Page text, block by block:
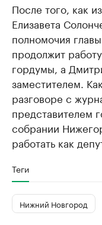
После того, как
Елизавета
полномочия
продолжит
гордумы, а
заместителем.
разговоре с
представителем
собрании
работать как
Теги
Нижний Новгород